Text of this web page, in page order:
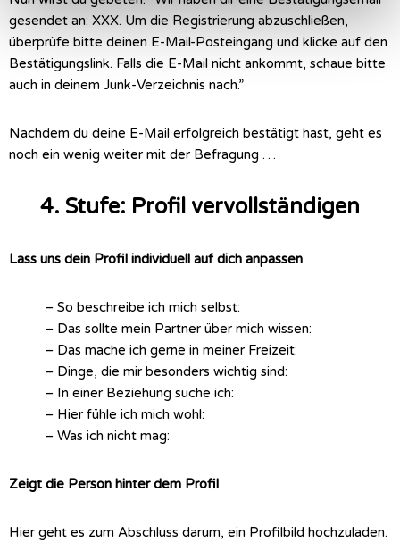
gesendet an: XXX. Um die Registrierung abzuschließen,
überprüfe bitte deinen E-Mail-Posteingang und klicke auf den
Bestätigungslink. Falls die E-Mail nicht ankommt, schaue bitte
auch in deinem Junk-Verzeichnis nach.”
Nachdem du deine E-Mail erfolgreich bestätigt hast, geht es
noch ein wenig weiter mit der Befragung …
4. Stufe: Profil vervollständigen
Lass uns dein Profil individuell auf dich anpassen
– So beschreibe ich mich selbst:
– Das sollte mein Partner über mich wissen:
– Das mache ich gerne in meiner Freizeit:
– Dinge, die mir besonders wichtig sind:
– In einer Beziehung suche ich:
– Hier fühle ich mich wohl:
– Was ich nicht mag:
Zeigt die Person hinter dem Profil
Hier geht es zum Abschluss darum, ein Profilbild hochzuladen.